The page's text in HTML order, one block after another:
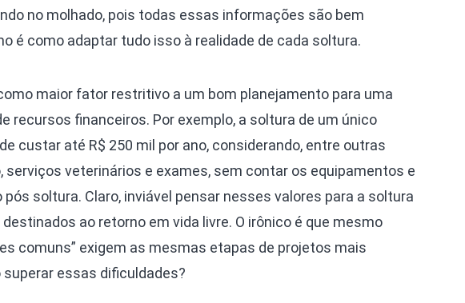
no molhado, pois todas essas informações são bem
é como adaptar tudo isso à realidade de cada soltura.
maior fator restritivo a um bom planejamento para uma
recursos financeiros. Por exemplo, a soltura de um único
custar até R$ 250 mil por ano, considerando, entre outras
serviços veterinários e exames, sem contar os equipamentos e
soltura. Claro, inviável pensar nesses valores para a soltura
ao retorno em vida livre. O irônico é que mesmo
comuns” exigem as mesmas etapas de projetos mais
essas dificuldades?